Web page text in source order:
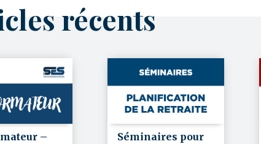
récents
– Séminaires pour